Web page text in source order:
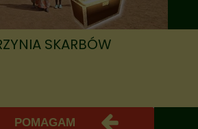
POMAGAM
SKARBÓW